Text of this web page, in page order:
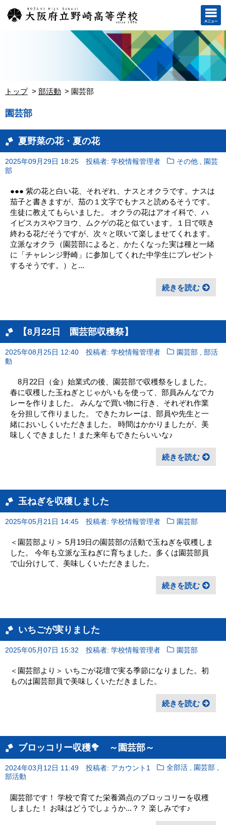
トップ 部活動 園芸部
園芸部
夏野菜の花・夏の花
2025年09月29日 18:25 投稿者: 学校情報管理者 その他
園芸
部
●●● 紫の花と白い花、それぞれ、ナスとオクラです。ナスは
茄子と書きますが、茄の１文字でもナスと読めるそうです。
生徒に教えてもらいました。 オクラの花はアオイ科で、ハ
イビスカスやフヨウ、ムクゲの花と似ています。１日で咲き
終わる花だそうですが、次々と咲いて楽しませてくれます。
立派なオクラ（園芸部によると、かたくなった実は種と一緒
に「チャレンジ野崎」に参加してくれた中学生にプレゼント
するそうです。）と...
続きを読む
【8月22日 園芸部収穫祭】
2025年08月25日 12:40 投稿者: 学校情報管理者 園芸部 ,部活
動
8月22日（金）始業式の後、園芸部で収穫祭をしました。
春に収穫した玉ねぎとじゃがいもを使って、部員みんなでカ
レーを作りました。 みんなで買い物に行き、それぞれ作業
を分担して作りました。 できたカレーは、部員や先生と一
緒においしくいただきました。 時間はかかりましたが、美
味しくできました！また来年もできたらいいな♪
続きを読む
玉ねぎを収穫しました
2025年05月21日 14:45 投稿者: 学校情報管理者 園芸部
＜園芸部より＞ 5月19日の園芸部の活動で玉ねぎを収穫しま
した。 今年も立派な玉ねぎに育ちました。多くは園芸部員
で山分けして、美味しくいただきました。
続きを読む
いちごが実りました
2025年05月07日 15:32 投稿者: 学校情報管理者 園芸部
＜園芸部より＞ いちごが花壇で実る季節になりました。初
ものは園芸部員で美味しくいただきました。
続きを読む
ブロッコリー収穫🥦 ～園芸部～
2024年03月12日 11:49 投稿者: アカウント1 全部活 , 園芸部 ,
部活動
園芸部です！ 学校で育てた栄養満点のブロッコリーを収穫
しました！ お味はどうでしょうか...？？ 楽しみです♪